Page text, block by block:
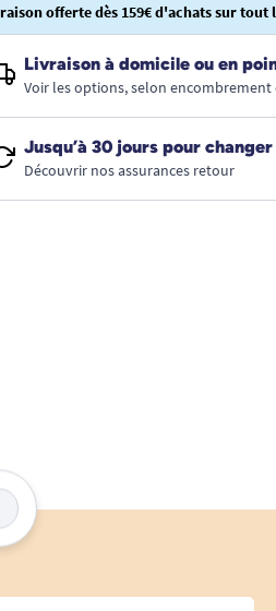
offerte dès 159€ d'achats sur tout
Livraison à domicile ou en
Voir les options, selon
Jusqu’à 30 jours pour changer
Découvrir nos assurances retour